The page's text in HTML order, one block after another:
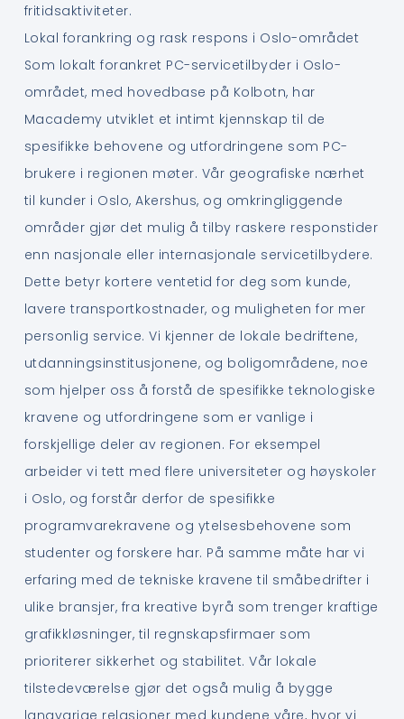
fritidsaktiviteter.
Lokal forankring og rask respons i Oslo-området
Som lokalt forankret PC-servicetilbyder i Oslo-
området, med hovedbase på Kolbotn, har
Macademy utviklet et intimt kjennskap til de
spesifikke behovene og utfordringene som PC-
brukere i regionen møter. Vår geografiske nærhet
til kunder i Oslo, Akershus, og omkringliggende
områder gjør det mulig å tilby raskere responstider
enn nasjonale eller internasjonale servicetilbydere.
Dette betyr kortere ventetid for deg som kunde,
lavere transportkostnader, og muligheten for mer
personlig service. Vi kjenner de lokale bedriftene,
utdanningsinstitusjonene, og boligområdene, noe
som hjelper oss å forstå de spesifikke teknologiske
kravene og utfordringene som er vanlige i
forskjellige deler av regionen. For eksempel
arbeider vi tett med flere universiteter og høyskoler
i Oslo, og forstår derfor de spesifikke
programvarekravene og ytelsesbehovene som
studenter og forskere har. På samme måte har vi
erfaring med de tekniske kravene til småbedrifter i
ulike bransjer, fra kreative byrå som trenger kraftige
grafikkløsninger, til regnskapsfirmaer som
prioriterer sikkerhet og stabilitet. Vår lokale
tilstedeværelse gjør det også mulig å bygge
langvarige relasjoner med kundene våre, hvor vi